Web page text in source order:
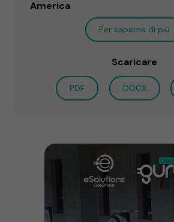
America
Per saperne di più
Scaricare
PDF DOCX